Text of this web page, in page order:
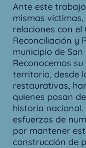
Ante este
mismas
relaciones con
Reconciliación y
municipio de
Reconocemos
territorio, desde
restaurativas,
quienes posan
historia
esfuerzos de
por mantener
construcción de